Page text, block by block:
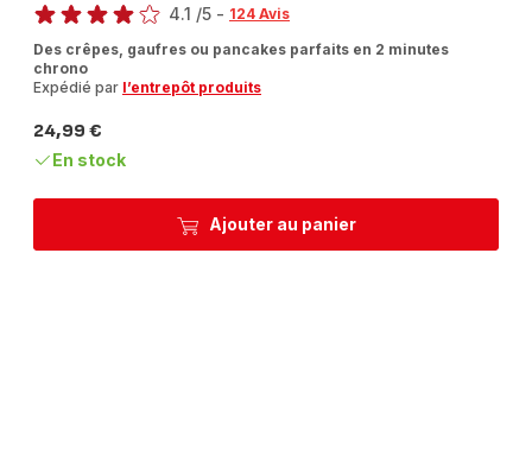
Ajouter au panier
4.1 /5 - 124 Avis
Des crêpes, gaufres ou pancakes parfaits en 2 minutes
chrono
Expédié par l’entrepôt produits
Prix
24,99 €
En stock